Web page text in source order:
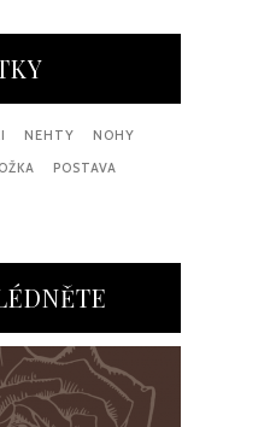
NEHTY
NOHY
POSTAVA